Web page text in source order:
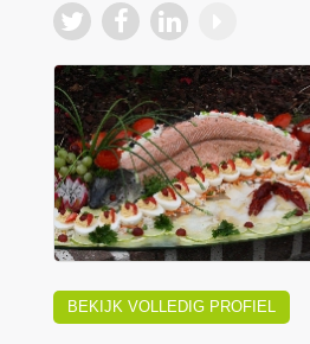
BEKIJK VOLLEDIG PROFIEL